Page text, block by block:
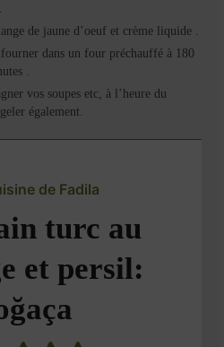
de jaune d’oeuf et crème liquide .
dans un four préchauffé à 180
.
vos soupes etc, à l’heure du
également.
de Fadila
turc au
et persil: